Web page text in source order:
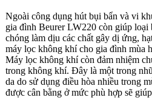
Ngoài công dụng hút bụi bẩn và vi
gia đình Beurer LW220 còn giúp
chóng làm dịu các chất gây dị ứng,
máy lọc không khí cho gia đình mùa
Máy lọc không khí còn đảm nhiệm
trong không khí. Đây là một trong
da do sử dụng điều hòa nhiều trong
được cân bằng ở mức phù hợp sẽ